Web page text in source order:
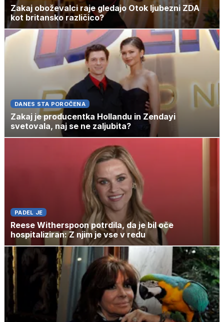
Zakaj oboževalci raje gledajo Otok ljubezni ZDA
kot britansko različico?
DANES STA POROČENA
Zakaj je producentka Hollandu in Zendayi
svetovala, naj se ne zaljubita?
PADEL JE
Reese Witherspoon potrdila, da je bil oče
hospitaliziran: Z njim je vse v redu